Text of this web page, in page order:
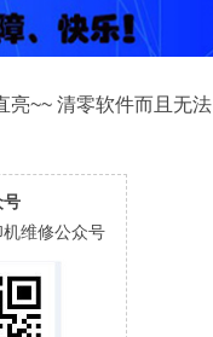
亮~~ 清零软件而且无法
号
维修公众号